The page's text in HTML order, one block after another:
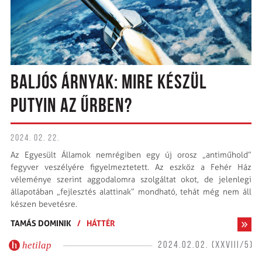
BALJÓS ÁRNYAK: MIRE KÉSZÜL
PUTYIN AZ ŰRBEN?
2024. 02. 22.
Az Egyesült Államok nemrégiben egy új orosz „antiműhold”
fegyver veszélyére figyelmeztetett. Az esz­köz a Fehér Ház
véleménye szerint aggodalomra szolgáltat okot, de jelenlegi
állapotában „fejlesztés alattinak” mondható, tehát még nem áll
készen bevetésre.
TAMÁS DOMINIK
/ HÁTTÉR
hetilap 2024.02.02. (XXVIII/5)